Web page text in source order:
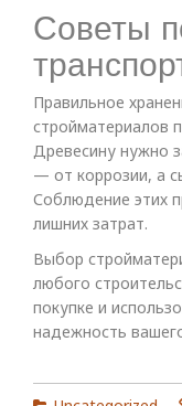
Советы
Правильное
стройматериалов
Древесину нужно
— от коррозии, а
Соблюдение этих
лишних затрат.
Выбор
любого
покупке и
надежность